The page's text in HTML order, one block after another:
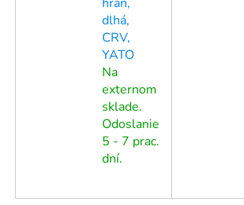
dlhá,
CRV,
YATO
Na
externom
sklade.
Odoslanie
5 - 7 prac.
dní.